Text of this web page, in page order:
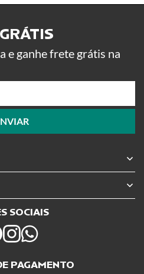
SOCIAIS
PAGAMENTO
e ganhe frete grátis na